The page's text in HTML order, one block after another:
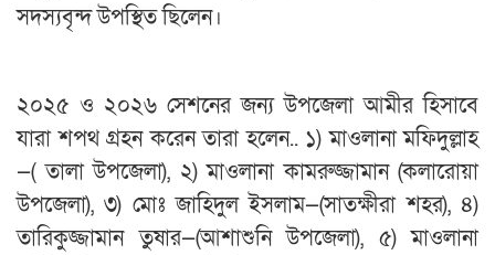
সদস্যবৃন্দ উপস্থিত ছিলেন।
২০২৫ ও ২০২৬ সেশনের জন্য উপজেলা আমীর হিসাবে
যারা শপথ গ্রহন করেন তারা হলেন.. ১) মাওলানা মফিদুল্লাহ
—( তালা উপজেলা), ২) মাওলানা কামরুজ্জামান (কলারোয়া
উপজেলা), ৩) মোঃ জাহিদুল ইসলাম—(সাতক্ষীরা শহর), ৪)
তারিকুজ্জামান তুষার—(আশাশুনি উপজেলা), ৫) মাওলানা